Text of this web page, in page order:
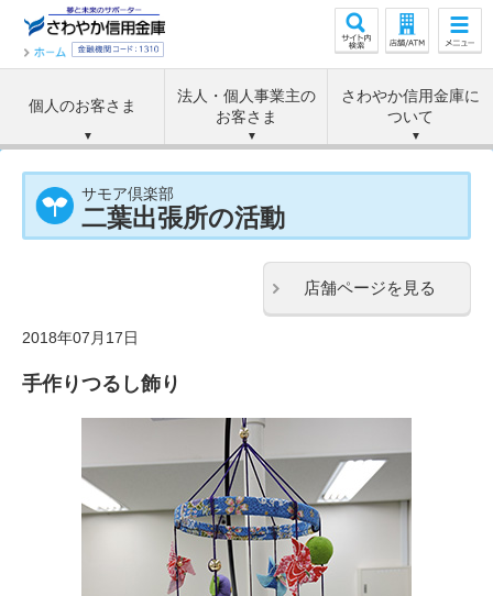
個人のお客さま
法人・個人事業主の
お客さま
さわやか信用金庫に
ついて
サモア倶楽部
二葉出張所の活動
店舗ページを見る
2018年07月17日
手作りつるし飾り